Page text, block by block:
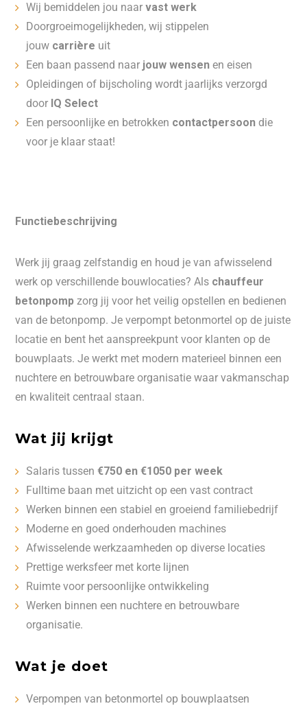
Wij bemiddelen jou naarvast werk
Doorgroeimogelijkheden, wij stippelen
jouw carrière uit
Een baan passend naar jouw wensenen eisen
Opleidingen of bijscholing wordt jaarlijks verzorgd
door IQ Select
Een persoonlijke en betrokken contactpersoon die
voor je klaar staat!
Functiebeschrijving
Werk jij graag zelfstandig en houd je van afwisselend
werk op verschillende bouwlocaties? Als chauffeur
betonpomp zorg jij voor het veilig opstellen en bedienen
van de betonpomp. Je verpompt betonmortel op de juiste
locatie en bent het aanspreekpunt voor klanten op de
bouwplaats. Je werkt met modern materieel binnen een
nuchtere en betrouwbare organisatie waar vakmanschap
en kwaliteit centraal staan.
Wat jij krijgt
Salaris tussen€750 en €1050 per week
Fulltime baan met uitzicht op een vast contract
Werken binnen een stabiel en groeiend familiebedrijf
Moderne en goed onderhouden machines
Afwisselende werkzaamheden op diverse locaties
Prettige werksfeer met korte lijnen
Ruimte voor persoonlijke ontwikkeling
Werken binnen een nuchtere en betrouwbare
organisatie.
Wat je doet
Verpompen van betonmortel op bouwplaatsen